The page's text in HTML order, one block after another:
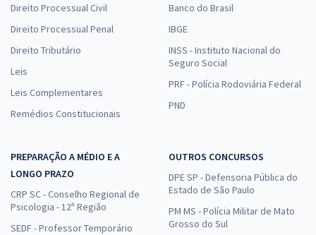
Direito Processual Civil
Direito Processual Penal
Direito Tributário
Leis
Leis Complementares
Remédios Constitucionais
Banco do Brasil
IBGE
INSS - Instituto Nacional do
Seguro Social
PRF - Polícia Rodoviária Federal
PND
PREPARAÇÃO A MÉDIO E A
LONGO PRAZO
CRP SC - Conselho Regional de
Psicologia - 12ª Região
SEDF - Professor Temporário
OUTROS CONCURSOS
DPE SP - Defensoria Pública do
Estado de São Paulo
PM MS - Polícia Militar de Mato
Grosso do Sul